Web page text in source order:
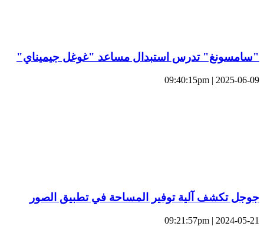
"سامسونغ" تدرس استبدال مساعد "غوغل جيميناي"
2025-06-09 | 09:40:15pm
جوجل تكشف آلية توفير المساحة في تطبيق الصور
2024-05-21 | 09:21:57pm